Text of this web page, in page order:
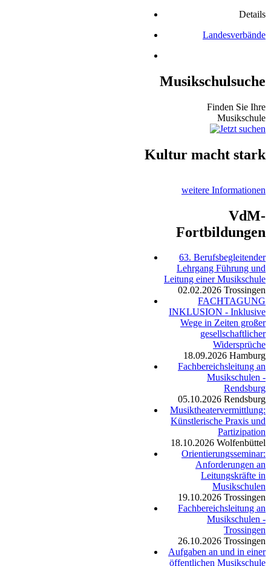
Details
Landesverbände
Musikschulsuche
Finden Sie Ihre
Musikschule
Kultur macht stark
weitere Informationen
VdM-
Fortbildungen
63. Berufsbegleitender
Lehrgang Führung und
Leitung einer Musikschule
02.02.2026 Trossingen
FACHTAGUNG
INKLUSION - Inklusive
Wege in Zeiten großer
gesellschaftlicher
Widersprüche
18.09.2026 Hamburg
Fachbereichsleitung an
Musikschulen -
Rendsburg
05.10.2026 Rendsburg
Musiktheatervermittlung:
Künstlerische Praxis und
Partizipation
18.10.2026 Wolfenbüttel
Orientierungsseminar:
Anforderungen an
Leitungskräfte in
Musikschulen
19.10.2026 Trossingen
Fachbereichsleitung an
Musikschulen -
Trossingen
26.10.2026 Trossingen
Aufgaben an und in einer
öffentlichen Musikschule